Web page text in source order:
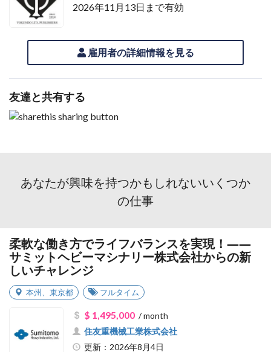
2026年11月13日まで有効
雇用者の詳細情報を見る
友達と共有する
あなたが興味を持つかもしれないいくつか
の仕事
柔軟な働き方でライフバランスを実現！――
サミットヘビーマシナリー株式会社からの新
しいチャレンジ
本州 東京都 フルタイム
$ 1,495,000/ month
住友重機械工業株式会社
更新：2026年8月4日